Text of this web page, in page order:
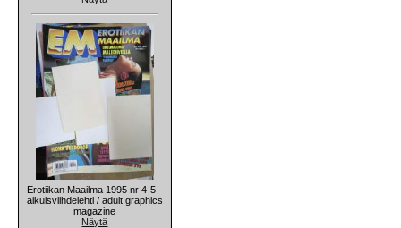
Erotiikan Maailma 1995 nr 4-5 -
aikuisviihdelehti / adult graphics
magazine
Näytä